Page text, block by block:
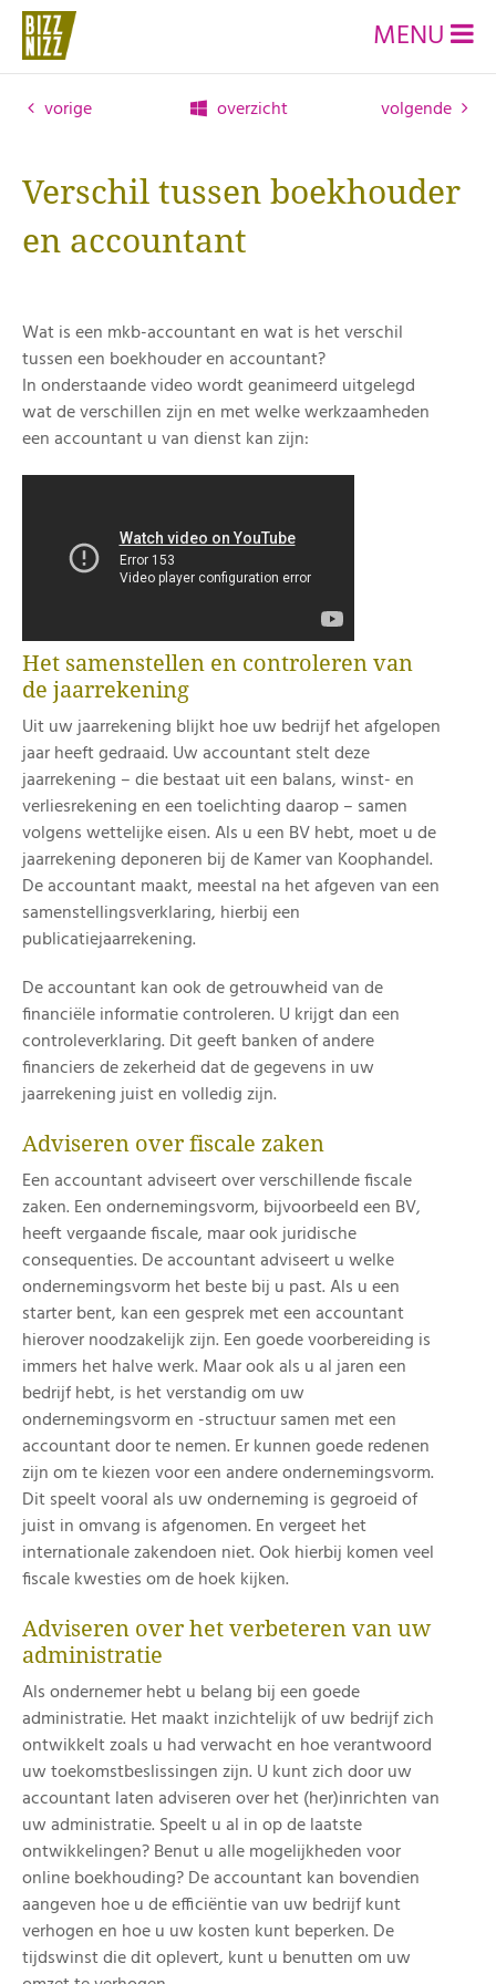
MENU
vorige overzicht volgende
Verschil tussen boekhouder
en accountant
Wat is een mkb-accountant en wat is het verschil
tussen een boekhouder en accountant?
In onderstaande video wordt geanimeerd uitgelegd
wat de verschillen zijn en met welke werkzaamheden
een accountant u van dienst kan zijn:
Het samenstellen en controleren van
de jaarrekening
Uit uw jaarrekening blijkt hoe uw bedrijf het afgelopen
jaar heeft gedraaid. Uw accountant stelt deze
jaarrekening – die bestaat uit een balans, winst- en
verliesrekening en een toelichting daarop – samen
volgens wettelijke eisen. Als u een BV hebt, moet u de
jaarrekening deponeren bij de Kamer van Koophandel.
De accountant maakt, meestal na het afgeven van een
samenstellingsverklaring, hierbij een
publicatiejaarrekening.
De accountant kan ook de getrouwheid van de
financiële informatie controleren. U krijgt dan een
controleverklaring. Dit geeft banken of andere
financiers de zekerheid dat de gegevens in uw
jaarrekening juist en volledig zijn.
Adviseren over fiscale zaken
Een accountant adviseert over verschillende fiscale
zaken. Een ondernemingsvorm, bijvoorbeeld een BV,
heeft vergaande fiscale, maar ook juridische
consequenties. De accountant adviseert u welke
ondernemingsvorm het beste bij u past. Als u een
starter bent, kan een gesprek met een accountant
hierover noodzakelijk zijn. Een goede voorbereiding is
immers het halve werk. Maar ook als u al jaren een
bedrijf hebt, is het verstandig om uw
ondernemingsvorm en -structuur samen met een
accountant door te nemen. Er kunnen goede redenen
zijn om te kiezen voor een andere ondernemingsvorm.
Dit speelt vooral als uw onderneming is gegroeid of
juist in omvang is afgenomen. En vergeet het
internationale zakendoen niet. Ook hierbij komen veel
fiscale kwesties om de hoek kijken.
Adviseren over het verbeteren van uw
administratie
Als ondernemer hebt u belang bij een goede
administratie. Het maakt inzichtelijk of uw bedrijf zich
ontwikkelt zoals u had verwacht en hoe verantwoord
uw toekomstbeslissingen zijn. U kunt zich door uw
accountant laten adviseren over het (her)inrichten van
uw administratie. Speelt u al in op de laatste
ontwikkelingen? Benut u alle mogelijkheden voor
online boekhouding? De accountant kan bovendien
aangeven hoe u de efficiëntie van uw bedrijf kunt
verhogen en hoe u uw kosten kunt beperken. De
tijdswinst die dit oplevert, kunt u benutten om uw